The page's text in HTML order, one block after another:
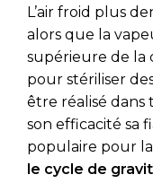
L’air froid plus
alors que la
supérieure de la
pour stériliser
être réalisé dans
son efficacité sa
populaire pour
le cycle de